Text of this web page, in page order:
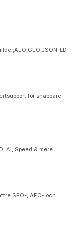
LD
för snabbare
AI, Speed & mere
SEO-, AEO- och